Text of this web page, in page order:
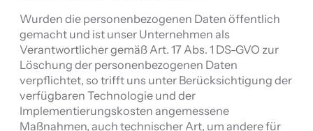
Wurden die personenbezogenen Daten öffentlich
gemacht und ist unser Unternehmen als
Verantwortlicher gemäß Art. 17 Abs. 1 DS-GVO zur
Löschung der personenbezogenen Daten
verpflichtet, so trifft uns unter Berücksichtigung der
verfügbaren Technologie und der
Implementierungskosten angemessene
Maßnahmen, auch technischer Art, um andere für